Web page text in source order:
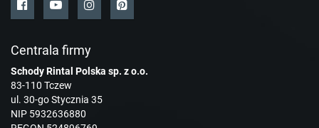
Centrala firmy
Schody Rintal Polska sp. z o.o.
83-110 Tczew
ul. 30-go Stycznia 35
NIP 5932636880